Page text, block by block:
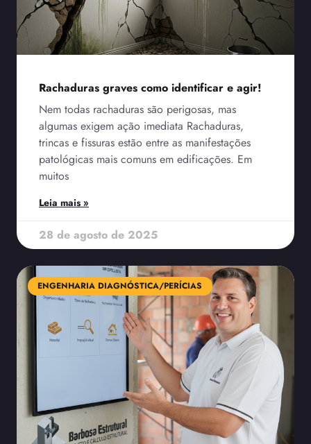
Rachaduras graves como identificar e agir!
Nem todas rachaduras são perigosas, mas
algumas exigem ação imediata Rachaduras,
trincas e fissuras estão entre as manifestações
patológicas mais comuns em edificações. Em
muitos
Leia mais »
28 de agosto de 2025
ENGENHARIA DIAGNÓSTICA/PERÍCIAS